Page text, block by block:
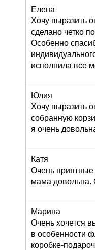
Елена
Хочу выразить
сделано четко
Особенно
исполнила все
Юлия
Хочу выразить
собранную
я очень
Катя
Очень приятные
мама довольна.
Марина
Очень хочется
в особенности
коробке-